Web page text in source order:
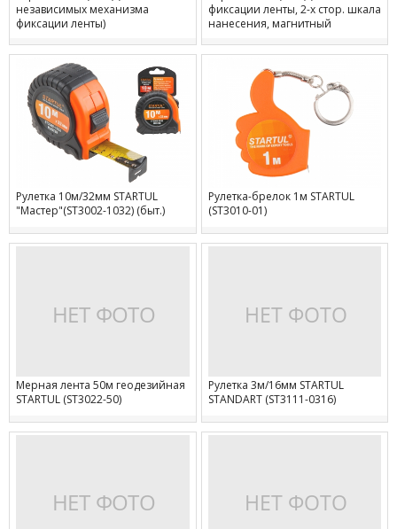
независимых механизма
фиксации ленты)
фиксации ленты, 2-х стор. шкала
нанесения, магнитный
пластик)
Рулетка 10м/32мм STARTUL
"Мастер"(ST3002-1032) (быт.)
Рулетка-брелок 1м STARTUL
(ST3010-01)
Мерная лента 50м геодезийная
STARTUL (ST3022-50)
Рулетка 3м/16мм STARTUL
STANDART (ST3111-0316)